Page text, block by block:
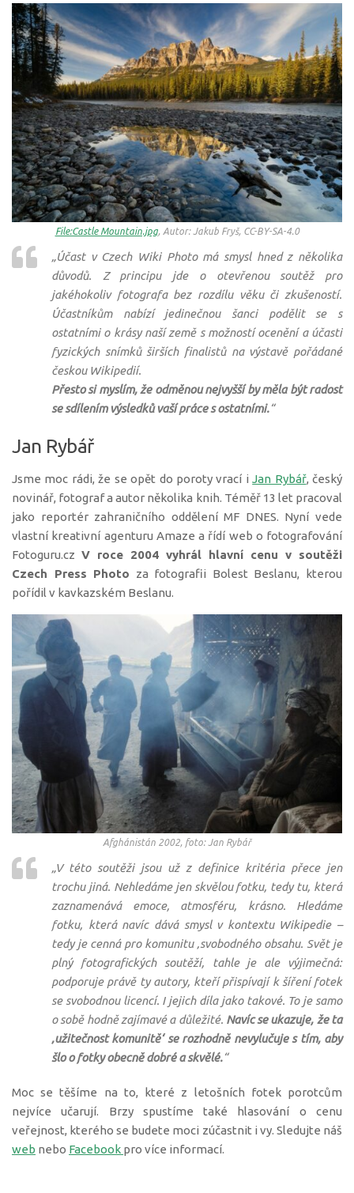
File:Castle Mountain.jpg, Autor: Jakub Fryš, CC-BY-SA-4.0
„Účast v Czech Wiki Photo má smysl hned z několika
důvodů. Z principu jde o otevřenou soutěž pro
jakéhokoliv fotografa bez rozdílu věku či zkušeností.
Účastníkům nabízí jedinečnou šanci podělit se s
ostatními o krásy naší země s možností ocenění a účasti
fyzických snímků širších finalistů na výstavě pořádané
českou Wikipedií.
Přesto si myslím, že odměnou nejvyšší by měla být radost
se sdílením výsledků vaší práce s ostatními.“
Jan Rybář
Jsme moc rádi, že se opět do poroty vrací iJan Rybář, český
novinář, fotograf a autor několika knih. Téměř 13 let pracoval
jako reportér zahraničního oddělení MF DNES. Nyní vede
vlastní kreativní agenturu Amaze a řídí web o fotografování
Fotoguru.cz V roce 2004 vyhrál hlavní cenu v soutěži
Czech Press Photo za fotografii Bolest Beslanu, kterou
pořídil v kavkazském Beslanu.
Afghánistán 2002, foto: Jan Rybář
„V této soutěži jsou už z definice kritéria přece jen
trochu jiná. Nehledáme jen skvělou fotku, tedy tu, která
zaznamenává emoce, atmosféru, krásno. Hledáme
fotku, která navíc dává smysl v kontextu Wikipedie –
tedy je cenná pro komunitu ‚svobodného obsahu. Svět je
plný fotografických soutěží, tahle je ale výjimečná:
podporuje právě ty autory, kteří přispívají k šíření fotek
se svobodnou licencí. I jejich díla jako takové. To je samo
o sobě hodně zajímavé a důležité. Navíc se ukazuje, že ta
‚užitečnost komunitě‘ se rozhodně nevylučuje s tím, aby
šlo o fotky obecně dobré a skvělé.“
Moc se těšíme na to, které z letošních fotek porotcům
nejvíce učarují. Brzy spustíme také hlasování o cenu
veřejnost, kterého se budete moci zúčastnit i vy. Sledujte náš
web nebo Facebook pro více informací.